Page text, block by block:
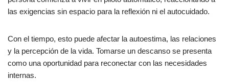
las exigencias sin espacio para la reflexión ni el autocuidado.
Con el tiempo, esto puede afectar la autoestima, las relaciones
y la percepción de la vida. Tomarse un descanso se presenta
como una oportunidad para reconectar con las necesidades
internas.